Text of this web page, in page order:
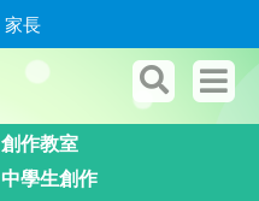
家長
創作教室
中學生創作